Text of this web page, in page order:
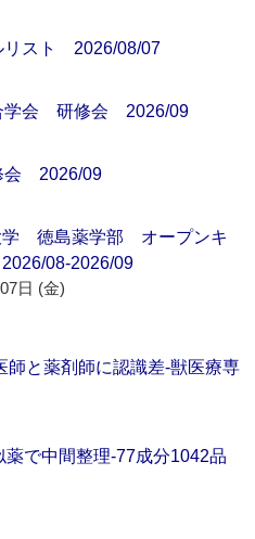
リスト 2026/08/07
学会 研修会 2026/09
会 2026/09
学 徳島薬学部 オープンキ
08-2026/09
日 (金)
師と薬剤師に認識差‐獣医療専
薬で中間整理‐77成分1042品